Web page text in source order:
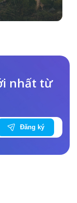
nhất từ